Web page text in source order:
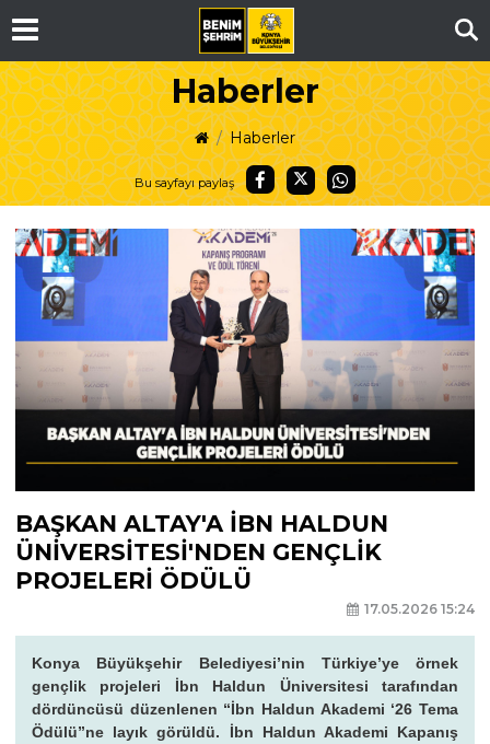
Haberler
Haberler
Bu sayfayı paylaş
BAŞKAN ALTAY'A İBN HALDUN
ÜNİVERSİTESİ'NDEN GENÇLİK
PROJELERİ ÖDÜLÜ
17.05.2026 15:24
Konya Büyükşehir Belediyesi’nin Türkiye’ye örnek
gençlik projeleri İbn Haldun Üniversitesi tarafından
dördüncüsü düzenlenen “İbn Haldun Akademi ‘26 Tema
Ödülü”ne layık görüldü. İbn Haldun Akademi Kapanış